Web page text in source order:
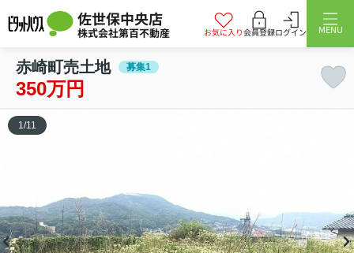
佐世保中央店
株式会社第百不動産 お気に入り会員登録ログイン MENU
赤崎町売土地 募集1
350万円
1 /11